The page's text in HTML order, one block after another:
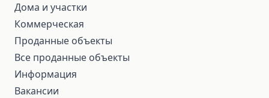
Дома и участки
Коммерческая
Проданные объекты
Все проданные объекты
Информация
Вакансии